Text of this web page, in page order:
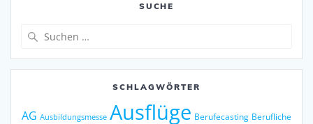
SUCHE
SCHLAGWÖRTER
AG Ausbildungsmesse Ausflüge Berufecasting Berufliche